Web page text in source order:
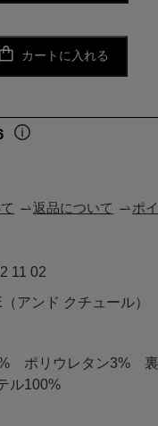
カートに入れる
返品について ポ
11 02
アンド クチュール）
ポリウレタン3%
ル100%